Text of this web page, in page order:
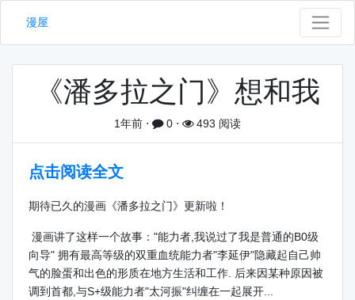
漫屋
《潘多拉之门》想和我
1年前 ⋅ 0 ⋅ 493 阅读
点击阅读全文
期待已久的漫画《潘多拉之门》更新啦！
漫画讲了这样一个故事："能力者,我说过了我是普通的B0级
向导" 拥有最高等级的双重血统能力者"李延伊"隐藏起自己帅
气的脸蛋和出色的形质在地方生活和工作. 后来因某种原因被
调到首都,与S+级能力者"太河振"纠缠在一起展开...